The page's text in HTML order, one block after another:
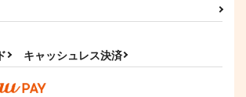
キャッシュレス決済